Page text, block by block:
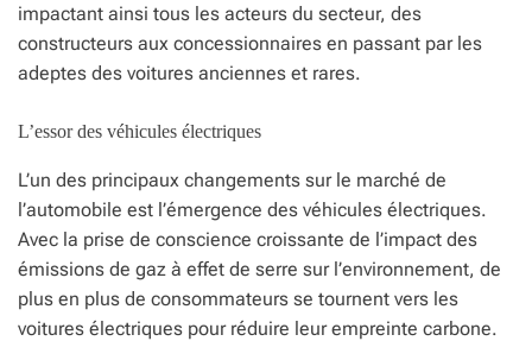
impactant ainsi tous les acteurs du secteur, des
constructeurs aux concessionnaires en passant par les
adeptes des voitures anciennes et rares.
L’essor des véhicules électriques
L’un des principaux changements sur le marché de
l’automobile est l’émergence des véhicules électriques.
Avec la prise de conscience croissante de l’impact des
émissions de gaz à effet de serre sur l’environnement, de
plus en plus de consommateurs se tournent vers les
voitures électriques pour réduire leur empreinte carbone.